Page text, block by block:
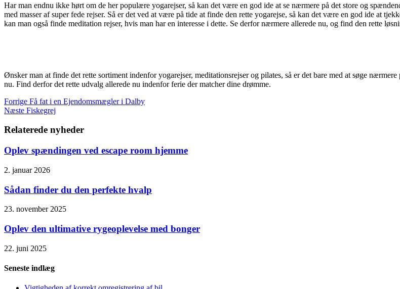
Har man endnu ikke hørt om de her populære yogarejser, så kan det være en god ide at se nærmere på det store og
med masser af super fede rejser. Så er det ved at være på tide at finde den rette yogarejse, så kan det være en god ide at
kan man også finde meditation rejser, hvis man har en interesse i dette. Se derfor nærmere allerede nu, og find den rette
Ønsker man at finde det rette sortiment indenfor yogarejser, meditationsrejser og pilates, så er det bare med at søge
nu. Find derfor det rette udvalg allerede nu indenfor ferie der matcher dine drømme.
Forrige Få fat i en Ejendomsmægler i Dalby
Næste Fiskegrej
Relaterede nyheder
Oplev spændingen ved escape room hjemme
2. januar 2026
Sådan finder du den perfekte hvalp
23. november 2025
Oplev den ultimative rygeoplevelse med bonger
22. juni 2025
Seneste indlæg